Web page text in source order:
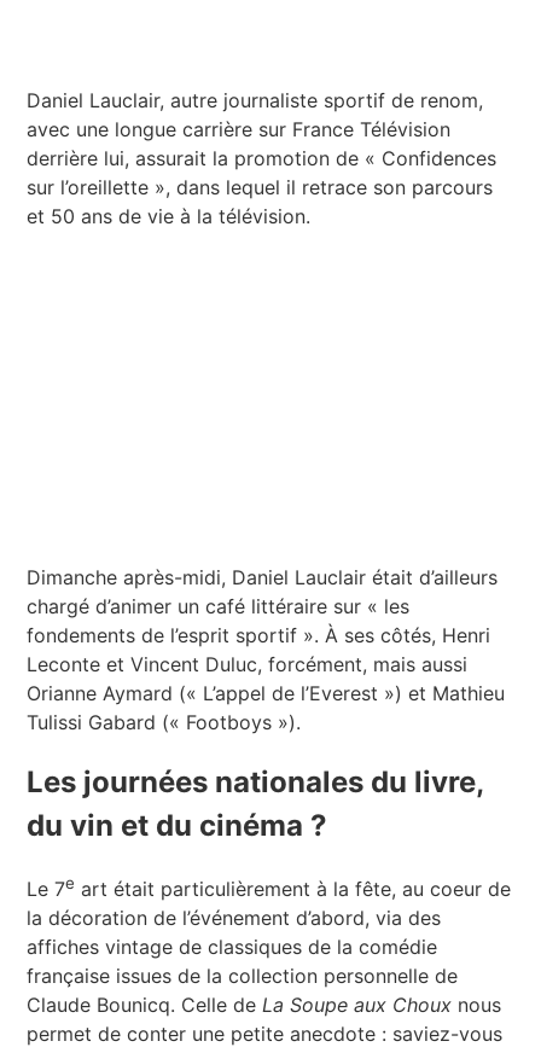
Daniel Lauclair, autre journaliste sportif de renom,
avec une longue carrière sur France Télévision
derrière lui, assurait la promotion de « Confidences
sur l’oreillette », dans lequel il retrace son parcours
et 50 ans de vie à la télévision.
Dimanche après-midi, Daniel Lauclair était d’ailleurs
chargé d’animer un café littéraire sur « les
fondements de l’esprit sportif ». À ses côtés, Henri
Leconte et Vincent Duluc, forcément, mais aussi
Orianne Aymard (« L’appel de l’Everest ») et Mathieu
Tulissi Gabard (« Footboys »).
Les journées nationales du livre,
du vin et du cinéma ?
Le 7e art était particulièrement à la fête, au coeur de
la décoration de l’événement d’abord, via des
affiches vintage de classiques de la comédie
française issues de la collection personnelle de
Claude Bounicq. Celle deLa Soupe aux Choux nous
permet de conter une petite anecdote : saviez-vous